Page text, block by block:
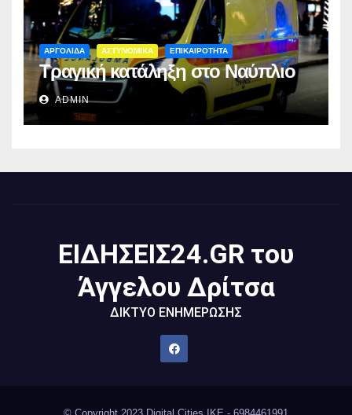
ΑΡΓΟΛΙΔΑ ΑΣΤΥΝΟΜΙΚΑ ΕΠΙΚΑΙΡΟΤΗΤΑ
Τραγική κατάληξη στο Ναύπλιο
ADMIN
ΕΙΔΗΣΕΙΣ24.GR του
Άγγελου Δρίτσα
ΔΙΚΤΥΟ ΕΝΗΜΕΡΩΣΗΣ